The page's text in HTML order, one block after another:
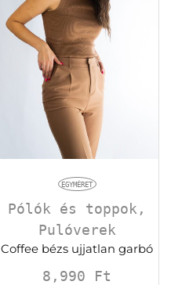
EGYMÉRET
Pólók és toppok ,
Pulóverek
Coffee bézs ujjatlan garbó
8,990 Ft